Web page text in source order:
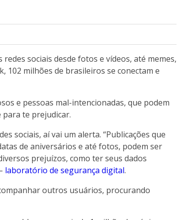
sociais desde fotos e vídeos, até memes,
102 milhões de brasileiros se conectam e
e pessoas mal-intencionadas, que podem
te prejudicar.
sociais, aí vai um alerta. “Publicações que
de aniversários e até fotos, podem ser
prejuízos, como ter seus dados
laboratório de segurança digital.
outros usuários, procurando